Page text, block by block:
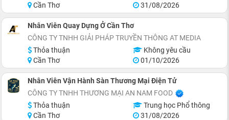
Cần Thơ
31/08/2026
Nhân Viên Quay Dựng Ở Cần Thơ
CÔNG TY TNHH GIẢI PHÁP TRUYỀN THÔNG AT MEDIA
Thỏa thuận
Không yêu cầu
Cần Thơ
01/10/2026
Nhân Viên Vận Hành Sàn Thương Mại Điện Tử
CÔNG TY TNHH THƯƠNG MẠI AN NAM FOOD
Thỏa thuận
Trung học Phổ thông
Cần Thơ
31/08/2026